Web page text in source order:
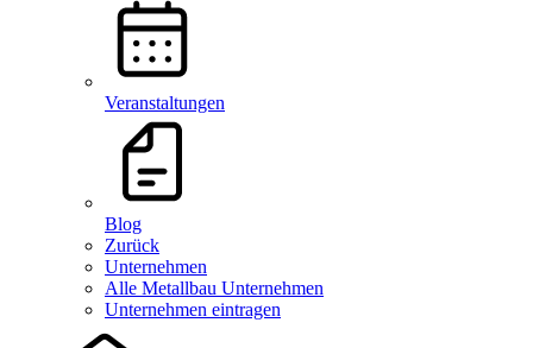
Veranstaltungen
Blog
Zurück
Unternehmen
Alle Metallbau Unternehmen
Unternehmen eintragen